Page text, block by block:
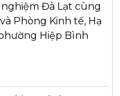
Đà Lạt cùng
Phòng Kinh tế, Hạ
Hiệp Bình